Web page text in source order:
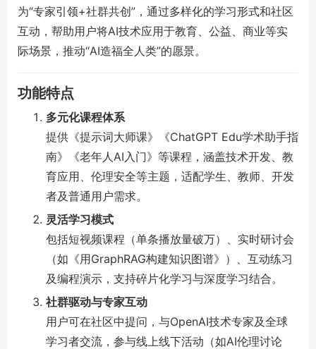
为“专家引领+社群共创”，通过多样化的学习形式和社区
互动，帮助用户将AI技术应用于教育、公益、商业等实
际场景，推动“AI造福全人类”的愿景。
功能特点
多元化课程体系
提供《提示词大师课》《ChatGPT Edu学术助手指
南》《老年人AI入门》等课程，涵盖技术开发、教
育应用、伦理安全等主题，适配学生、教师、开发
者及普通用户需求。
灵活学习模式
包括短视频课程（单条播放量破万）、实时研讨会
（如《用GraphRAG构建知识图谱》）、互动练习
及编程演示，支持碎片化学习与深度学习结合。
社群驱动与专家互动
用户可在社区中提问，与OpenAI技术专家及全球
学习者交流，参与线上线下活动（如AI伦理讨论